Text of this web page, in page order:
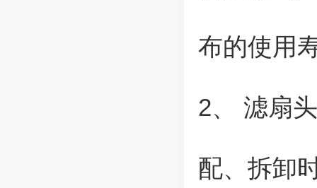
布的使用
2、 滤扇
配、拆卸